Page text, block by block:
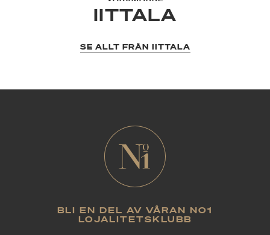
IITTALA
SE ALLT FRÅN IITTALA
BLI EN DEL AV VÅRAN NO1
LOJALITETSKLUBB